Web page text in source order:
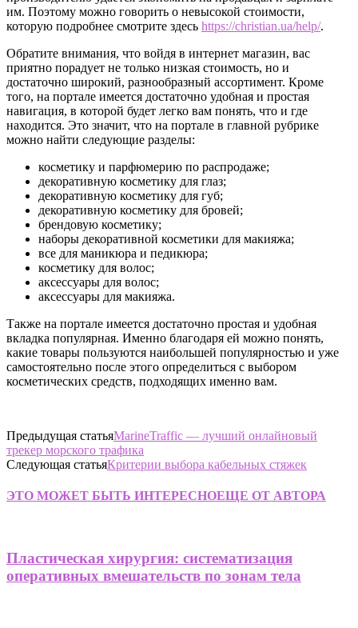
им. Поэтому можно говорить о невысокой стоимости,
которую подробнее смотрите здесь https://christian.ua/help/.
Обратите внимания, что войдя в интернет магазин, вас
приятно порадует не только низкая стоимость, но и
достаточно широкий, разнообразный ассортимент. Кроме
того, на портале имеется достаточно удобная и простая
навигация, в которой будет легко вам понять, что и где
находится. Это значит, что на портале в главной рубрике
можно найти следующие разделы:
косметику и парфюмерию по распродаже;
декоративную косметику для глаз;
декоративную косметику для губ;
декоративную косметику для бровей;
брендовую косметику;
наборы декоративной косметики для макияжа;
все для маникюра и педикюра;
косметику для волос;
аксессуары для волос;
аксессуары для макияжа.
Также на портале имеется достаточно простая и удобная
вкладка популярная. Именно благодаря ей можно понять,
какие товары пользуются наибольшей популярностью и уже
самостоятельно после этого определиться с выбором
косметических средств, подходящих именно вам.
Предыдущая статьяMarineTraffic — лучший онлайновый
трекер морского трафика
Следующая статьяКритерии выбора кабельных стяжек
ЭТО МОЖЕТ БЫТЬ ИНТЕРЕСНОЕЩЕ ОТ АВТОРА
Пластическая хирургия: систематизация
оперативных вмешательств по зонам тела